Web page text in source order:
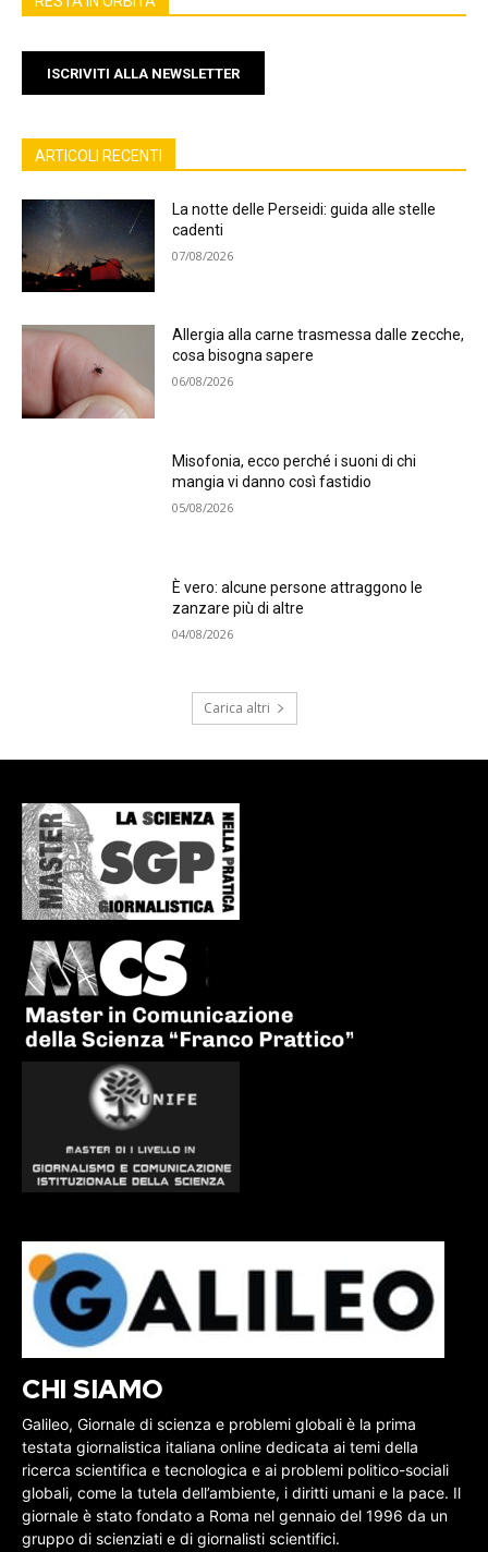
ISCRIVITI ALLA NEWSLETTER
ARTICOLI RECENTI
La notte delle Perseidi: guida alle stelle
cadenti
07/08/2026
Allergia alla carne trasmessa dalle zecche,
cosa bisogna sapere
06/08/2026
Misofonia, ecco perché i suoni di chi
mangia vi danno così fastidio
05/08/2026
È vero: alcune persone attraggono le
zanzare più di altre
04/08/2026
Carica altri
CHI SIAMO
Galileo, Giornale di scienza e problemi globali è la prima
testata giornalistica italiana online dedicata ai temi della
ricerca scientifica e tecnologica e ai problemi politico-sociali
globali, come la tutela dell’ambiente, i diritti umani e la pace. Il
giornale è stato fondato a Roma nel gennaio del 1996 da un
gruppo di scienziati e di giornalisti scientifici.